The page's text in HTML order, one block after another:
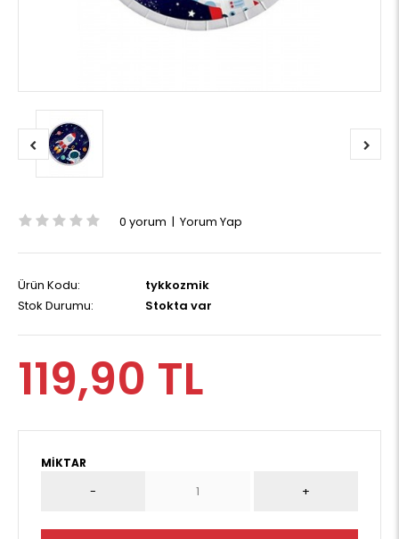
0 yorum | Yorum Yap
Ürün Kodu:
tykkozmik
Stok Durumu:
Stokta var
119,90 TL
MIKTAR